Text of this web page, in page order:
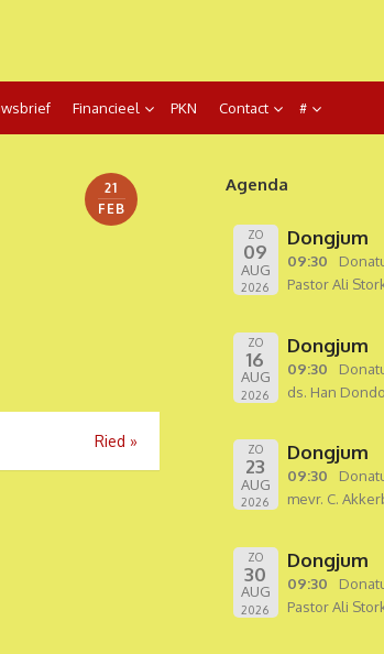
Financieel PKN Contact #
21
FEB
Ried »
Agenda
ZO
09
AUG
2026
Dongjum
09:30
Pastor Ali
ZO
16
AUG
2026
Dongjum
09:30
ds. Han
ZO
23
AUG
2026
Dongjum
09:30
mevr. C.
ZO
30
AUG
2026
Dongjum
09:30
Pastor Ali